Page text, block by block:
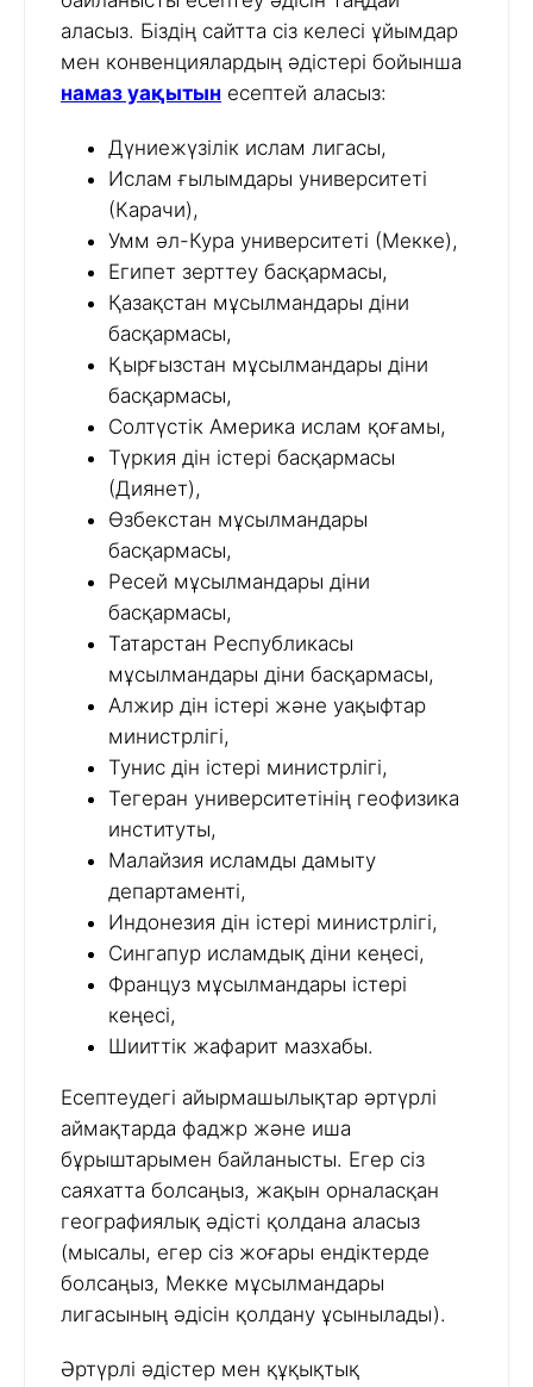
аласыз. Біздің сайтта сіз келесі ұйымдар
мен конвенциялардың әдістері бойынша
намаз уақытын есептей аласыз:
Дүниежүзілік ислам лигасы,
Ислам ғылымдары университеті
(Карачи),
Умм әл-Кура университеті (Мекке),
Египет зерттеу басқармасы,
Қазақстан мұсылмандары діни
басқармасы,
Қырғызстан мұсылмандары діни
басқармасы,
Солтүстік Америка ислам қоғамы,
Түркия дін істері басқармасы
(Диянет),
Өзбекстан мұсылмандары
басқармасы,
Ресей мұсылмандары діни
басқармасы,
Татарстан Республикасы
мұсылмандары діни басқармасы,
Алжир дін істері және уақыфтар
министрлігі,
Тунис дін істері министрлігі,
Тегеран университетінің геофизика
институты,
Малайзия исламды дамыту
департаменті,
Индонезия дін істері министрлігі,
Сингапур исламдық діни кеңесі,
Француз мұсылмандары істері
кеңесі,
Шииттік жафарит мазхабы.
Есептеудегі айырмашылықтар әртүрлі
аймақтарда фаджр және иша
бұрыштарымен байланысты. Егер сіз
саяхатта болсаңыз, жақын орналасқан
географиялық әдісті қолдана аласыз
(мысалы, егер сіз жоғары ендіктерде
болсаңыз, Мекке мұсылмандары
лигасының әдісін қолдану ұсынылады).
Әртүрлі әдістер мен құқықтық